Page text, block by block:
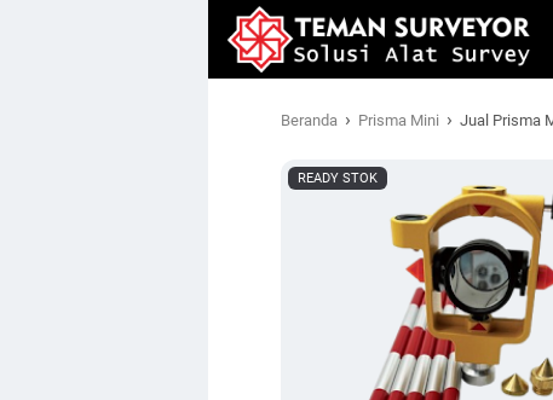
Beranda › Prisma Mini › Jual Prisma
READY STOK